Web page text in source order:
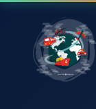
Перейти
контенту